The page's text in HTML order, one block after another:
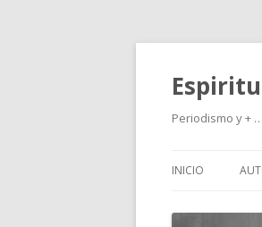
Periodismo y +
INICIO